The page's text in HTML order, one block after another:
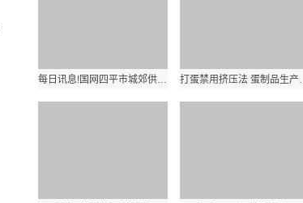
每日讯息!国网四平市城郊供电公司：组织开展“华章共读 文脉相传”阅读活动 打蛋禁用